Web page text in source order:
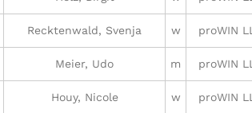
Recktenwald, Svenja w proWIN
Meier, Udo m proWIN
Houy, Nicole w proWIN